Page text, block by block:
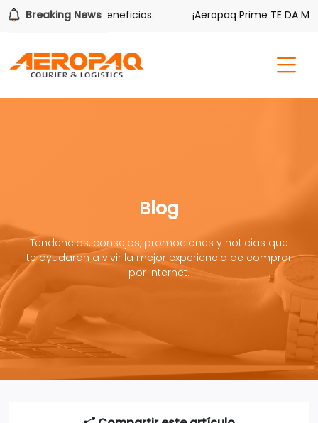
Breaking News
tiene sus beneficios. ¡Aeropaq Prime TE DA MÁS!
Blog
Tendencias, consejos, promociones y noticias que
te ayudaran a vivir la mejor experiencia de comprar
por internet.